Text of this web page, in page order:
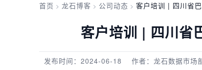
首页 > 龙石博客 > 公司动态 > 客户培训 | 四川省
客户培训 | 四川省
发布时间：2024-06-18 作者：龙石数据市场